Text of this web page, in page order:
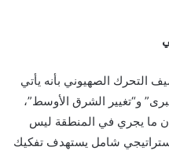
التحرك الصهيوني بأنه يأتي
و“تغيير الشرق الأوسط”،
ما يجري في المنطقة ليس
شامل يستهدف تفكيك